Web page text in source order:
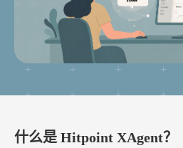
什么是 Hitpoint XAgent？